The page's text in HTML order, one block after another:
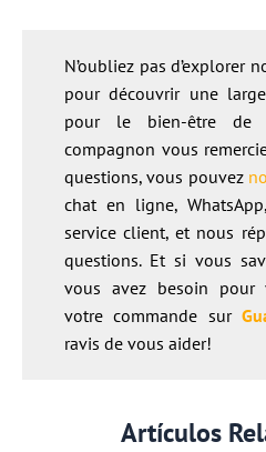
N’oubliez pas d’explorer
pour découvrir une
pour le bien-être de
compagnon vous
questions, vous pouvez
chat en ligne,
service client, et nous
questions. Et si vous
vous avez besoin pour
votre commande sur
ravis de vous aider!
Artículos